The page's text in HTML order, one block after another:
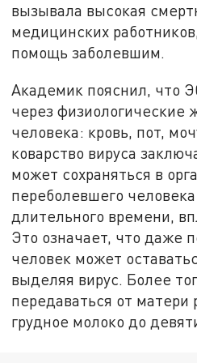
вызывала высокая
медицинских
помощь заболевшим.
Академик пояснил, что
через физиологические
человека: кровь, пот,
коварство вируса
может сохраняться в
переболевшего
длительного времени,
Это означает, что даже
человек может
выделяя вирус. Более
передаваться от матери
грудное молоко до